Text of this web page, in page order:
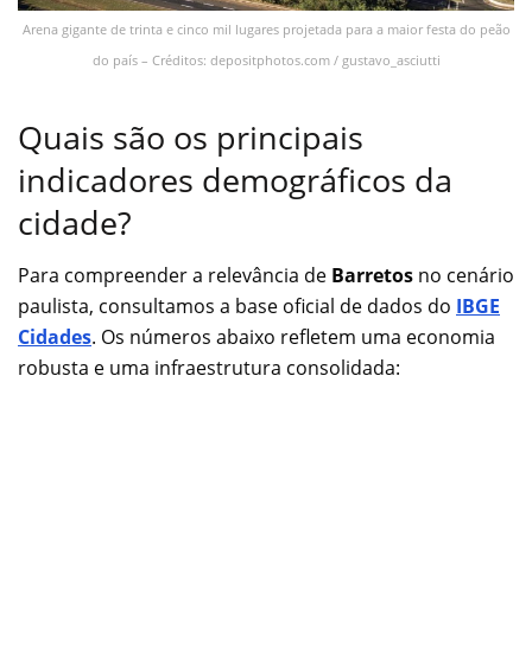
Arena gigante de trinta e cinco mil lugares projetada para a maior festa do peão
do país – Créditos: depositphotos.com / gustavo_asciutti
Quais são os principais
indicadores demográficos da
cidade?
Para compreender a relevância de Barretos no cenário
paulista, consultamos a base oficial de dados do IBGE
Cidades. Os números abaixo refletem uma economia
robusta e uma infraestrutura consolidada: